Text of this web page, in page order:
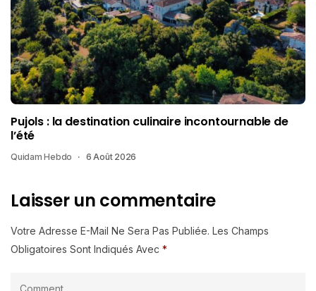
Pujols : la destination culinaire incontournable de
l’été
Quidam Hebdo 6 Août 2026
Laisser un commentaire
Votre Adresse E-Mail Ne Sera Pas Publiée. Les Champs
Obligatoires Sont Indiqués Avec *